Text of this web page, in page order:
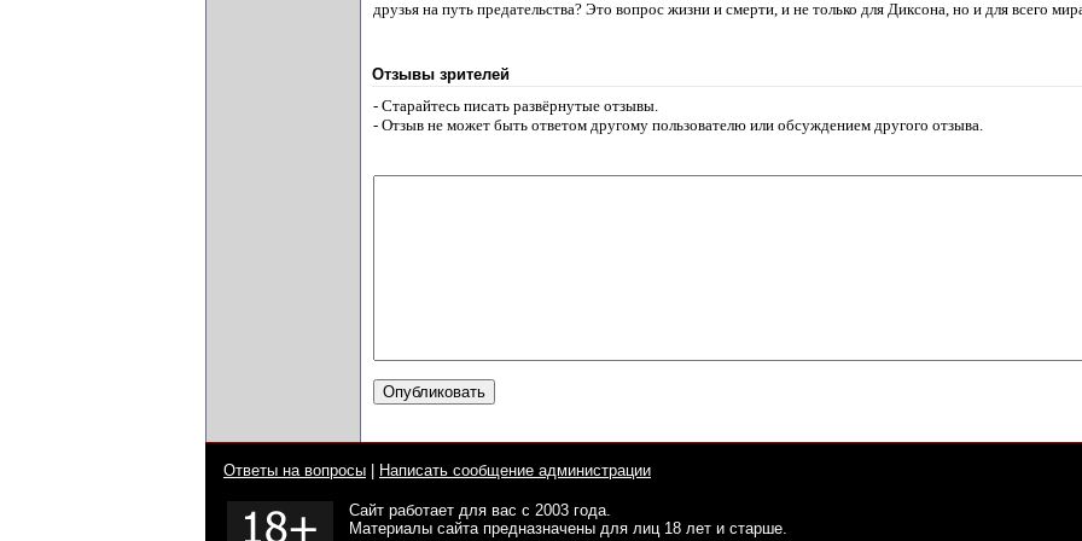
друзья на путь предательства? Это вопрос жизни и смерти, и не только для Диксона, но и для всего
Отзывы зрителей
- Старайтесь писать развёрнутые отзывы.
- Отзыв не может быть ответом другому пользователю или обсуждением другого отзыва.
Ответы на вопросы Написать сообщение администрации
Сайт работает для вас с 2003 года.
Материалы сайта предназначены для лиц 18 лет и старше.